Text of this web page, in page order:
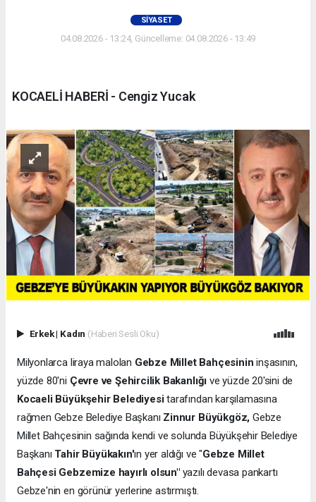
SIYASET
04.08.2026 - 13:24, Güncelleme: 04.08.2026 - 13:49
KOCAELİ HABERİ - Cengiz Yucak
Erkek| Kadın (Haberi Sesli Oku)
Milyonlarca liraya malolan Gebze Millet Bahçesinin inşasının,
yüzde 80'ni Çevre ve Şehircilik Bakanlığı ve yüzde 20'sini de
Kocaeli Büyükşehir Belediyesitarafından karşılamasına
rağmen Gebze Belediye Başkanı Zinnur Büyükgöz, Gebze
Millet Bahçesinin sağında kendi ve solunda Büyükşehir Belediye
Başkanı Tahir Büyükakın'ın yer aldığı ve "Gebze Millet
Bahçesi Gebzemize hayırlı olsun"yazılı devasa pankartı
Gebze'nin en görünür yerlerine astırmıştı.